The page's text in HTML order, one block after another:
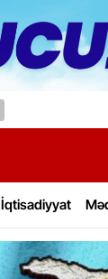
İqtisadiyyat